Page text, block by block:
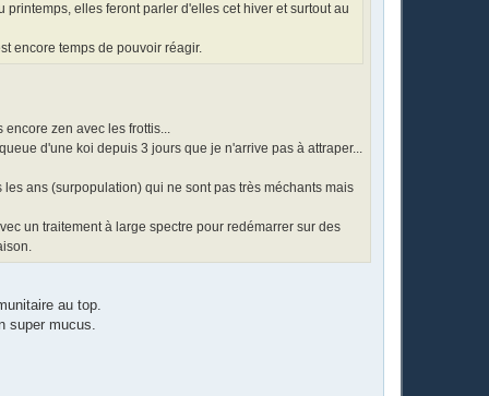
elles feront parler d'elles cet hiver et surtout au
encore temps de pouvoir réagir.
zen avec les frottis...
d'une koi depuis 3 jours que je n'arrive pas à attraper...
ans (surpopulation) qui ne sont pas très méchants mais
un traitement à large spectre pour redémarrer sur des
au top.
super mucus.